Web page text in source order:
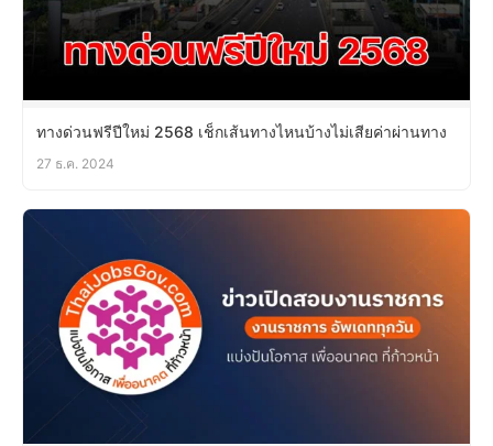
ทางด่วนฟรีปีใหม่ 2568 เช็กเส้นทางไหนบ้างไม่เสียค่าผ่านทาง
27 ธ.ค. 2024